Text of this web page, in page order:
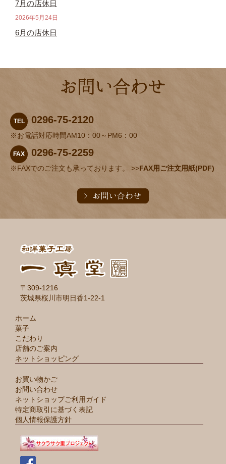
7月の店休日
2026年5月24日
6月の店休日
TEL 0296-75-2120
※お電話対応時間AM10：00～PM6：00
FAX 0296-75-2259
※FAXでのご注文も承っております。 >>FAX用ご注文用紙(PDF)
〒309-1216
茨城県桜川市明日香1-22-1
ホーム
菓子
こだわり
店舗のご案内
ネットショッピング
お買い物かご
お問い合わせ
ネットショップご利用ガイド
特定商取引に基づく表記
個人情報保護方針